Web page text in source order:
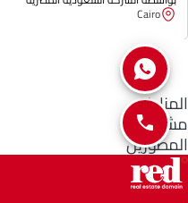
Cairo
المناطق
مشاريع
المطورين